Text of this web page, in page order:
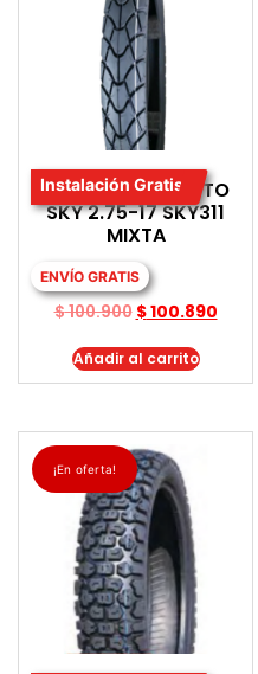
Instalación Gratis
LLANTA PARA MOTO
SKY 2.75-17 SKY311
MIXTA
ENVÍO GRATIS
$100.900 $100.890
Añadir al carrito
¡En oferta!